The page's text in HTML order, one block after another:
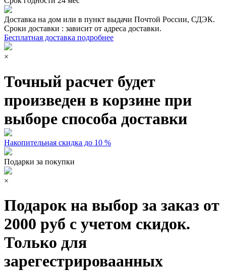
Доставка на дом или в пункт выдачи Почтой России, СДЭК.
Сроки доставки : зависит от адреса доставки.
Бесплатная доставка подробнее
×
Точный расчет будет
произведен в корзине при
выборе способа доставки
Накопительная скидка до 10 %
Подарки за покупки
×
Подарок на выбор за заказ от
2000 руб с учетом скидок.
Только для
зарегестрироваанных